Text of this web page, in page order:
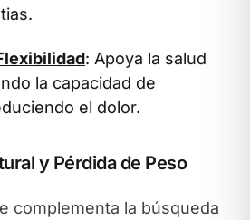
: Apoya la salud
la capacidad de
el dolor.
y Pérdida de Peso
complementa la búsqueda